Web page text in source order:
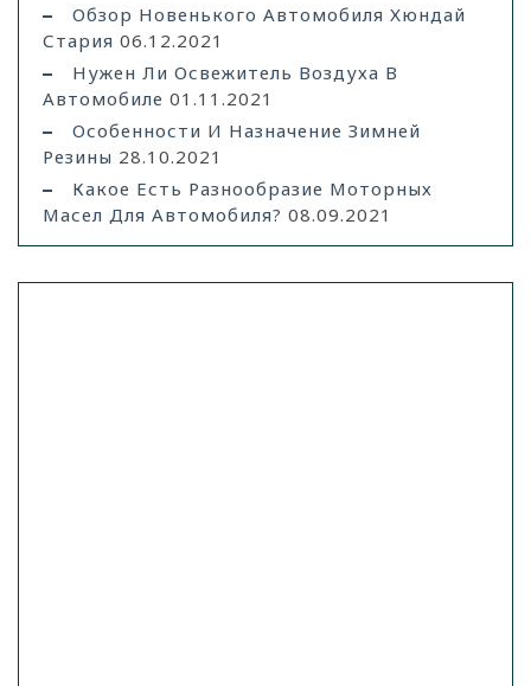
Обзор Новенького Автомобиля Хюндай
Стария 06.12.2021
Нужен Ли Освежитель Воздуха В
Автомобиле 01.11.2021
Особенности И Назначение Зимней
Резины 28.10.2021
Какое Есть Разнообразие Моторных
Масел Для Автомобиля? 08.09.2021